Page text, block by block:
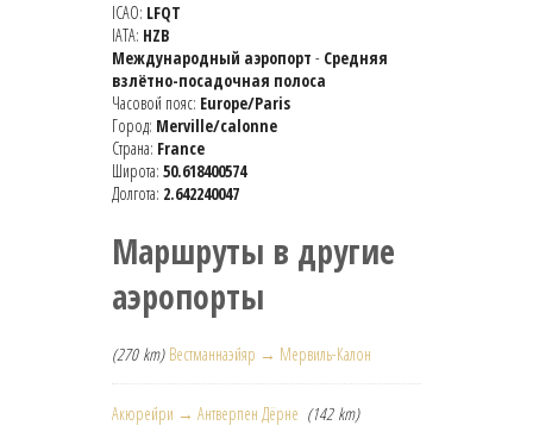
ICAO: LFQT
IATA: HZB
Международный аэропорт - Средняя
взлётно-посадочная полоса
Часовой пояс: Europe/Paris
Город: Merville/calonne
Страна: France
Широта: 50.618400574
Долгота: 2.642240047
Маршруты в другие
аэропорты
(270 km) Вестманнаэйяр → Мервиль-Калон
Акюрейри → Антверпен Дёрне (142 km)